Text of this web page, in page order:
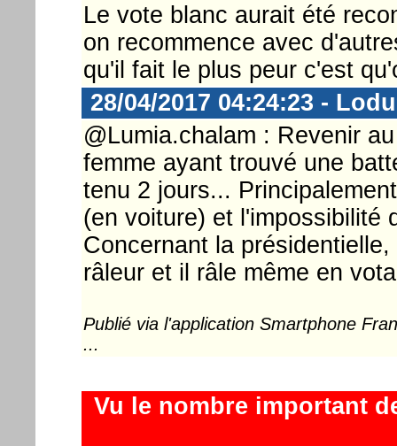
Le vote blanc aurait été
on recommence avec
qu'il fait le plus peur c'est
28/04/2017 04:24:23 -
@Lumia.chalam : Revenir
femme ayant trouvé une
tenu 2 jours...
(en voiture) et l'impossibilité
Concernant la
râleur et il râle même en
Publié via l'application Smartphone
...
Vu le nombre important